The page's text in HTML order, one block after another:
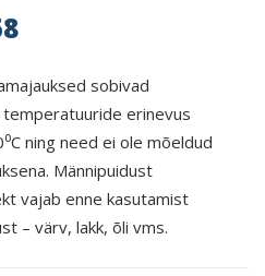
sobivad
erinevus
ning need ei ole mõeldud
Männipuidust
vajab enne kasutamist
– värv, lakk, õli vms.